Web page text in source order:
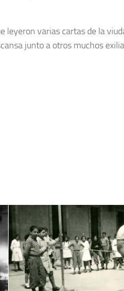
leyeron varias cartas de la
junto a otros muchos